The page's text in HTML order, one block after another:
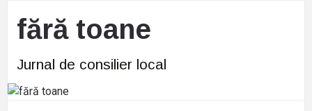
fără toane
Jurnal de consilier local